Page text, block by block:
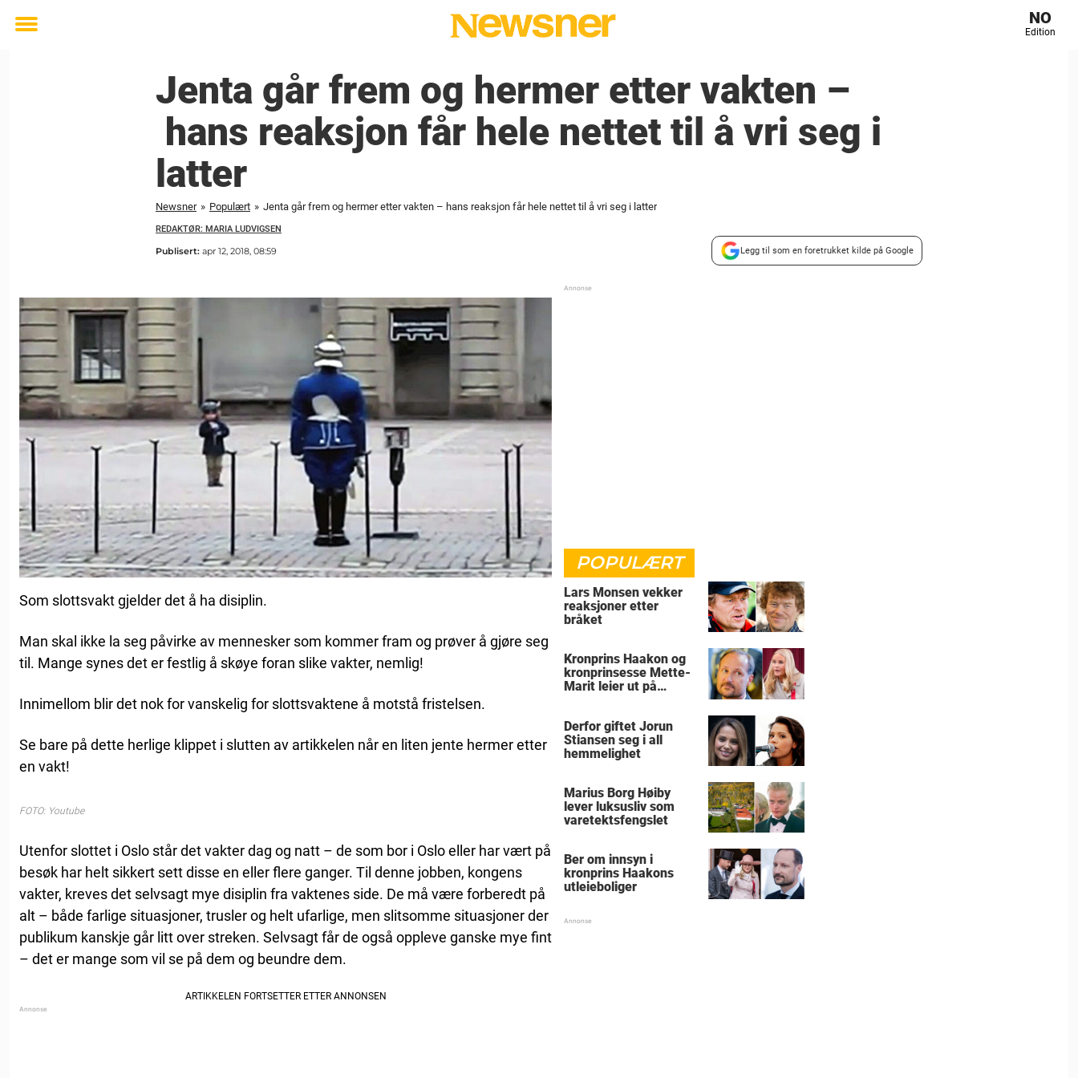
Toggle
NO
Edition
Jenta går frem og hermer etter vakten –
hans reaksjon får hele nettet til å vri seg i
latter
Newsner » Populært » Jenta går frem og hermer etter vakten – hans reaksjon får hele nettet til å vri seg i latter
REDAKTØR: MARIA LUDVIGSEN
Publisert: apr 12, 2018, 08:59 Legg til som en foretrukket kilde på Google
Som slottsvakt gjelder det å ha disiplin.
Man skal ikke la seg påvirke av mennesker som kommer fram og prøver å gjøre seg
til. Mange synes det er festlig å skøye foran slike vakter, nemlig!
Innimellom blir det nok for vanskelig for slottsvaktene å motstå fristelsen.
Se bare på dette herlige klippet i slutten av artikkelen når en liten jente hermer etter
en vakt!
FOTO: Youtube
Utenfor slottet i Oslo står det vakter dag og natt – de som bor i Oslo eller har vært på
besøk har helt sikkert sett disse en eller flere ganger. Til denne jobben, kongens
vakter, kreves det selvsagt mye disiplin fra vaktenes side. De må være forberedt på
alt – både farlige situasjoner, trusler og helt ufarlige, men slitsomme situasjoner der
publikum kanskje går litt over streken. Selvsagt får de også oppleve ganske mye fint
– det er mange som vil se på dem og beundre dem.
POPULÆRT
Lars Monsen vekker
reaksjoner etter
bråket
Kronprins Haakon og
kronprinsesse Mette-
Marit leier ut på
Derfor giftet Jorun
Stiansen seg i all
hemmelighet
Marius Borg Høiby
lever luksusliv som
varetektsfengslet
Ber om innsyn i
kronprins Haakons
utleieboliger